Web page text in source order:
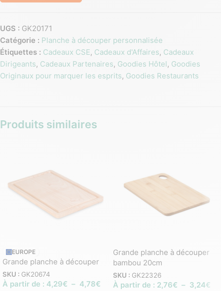
UGS : GK20171
Catégorie : Planche à découper personnalisée
Étiquettes : Cadeaux CSE, Cadeaux d'Affaires, Cadeaux
Dirigeants, Cadeaux Partenaires, Goodies Hôtel, Goodies
Originaux pour marquer les esprits, Goodies Restaurants
Produits similaires
EUROPE
Grande planche à découper
SKU : GK20674
À partir de : 4,29€ – 4,78€
Grande planche à découper
bambou 20cm
SKU : GK22326
À partir de : 2,76€ – 3,24€